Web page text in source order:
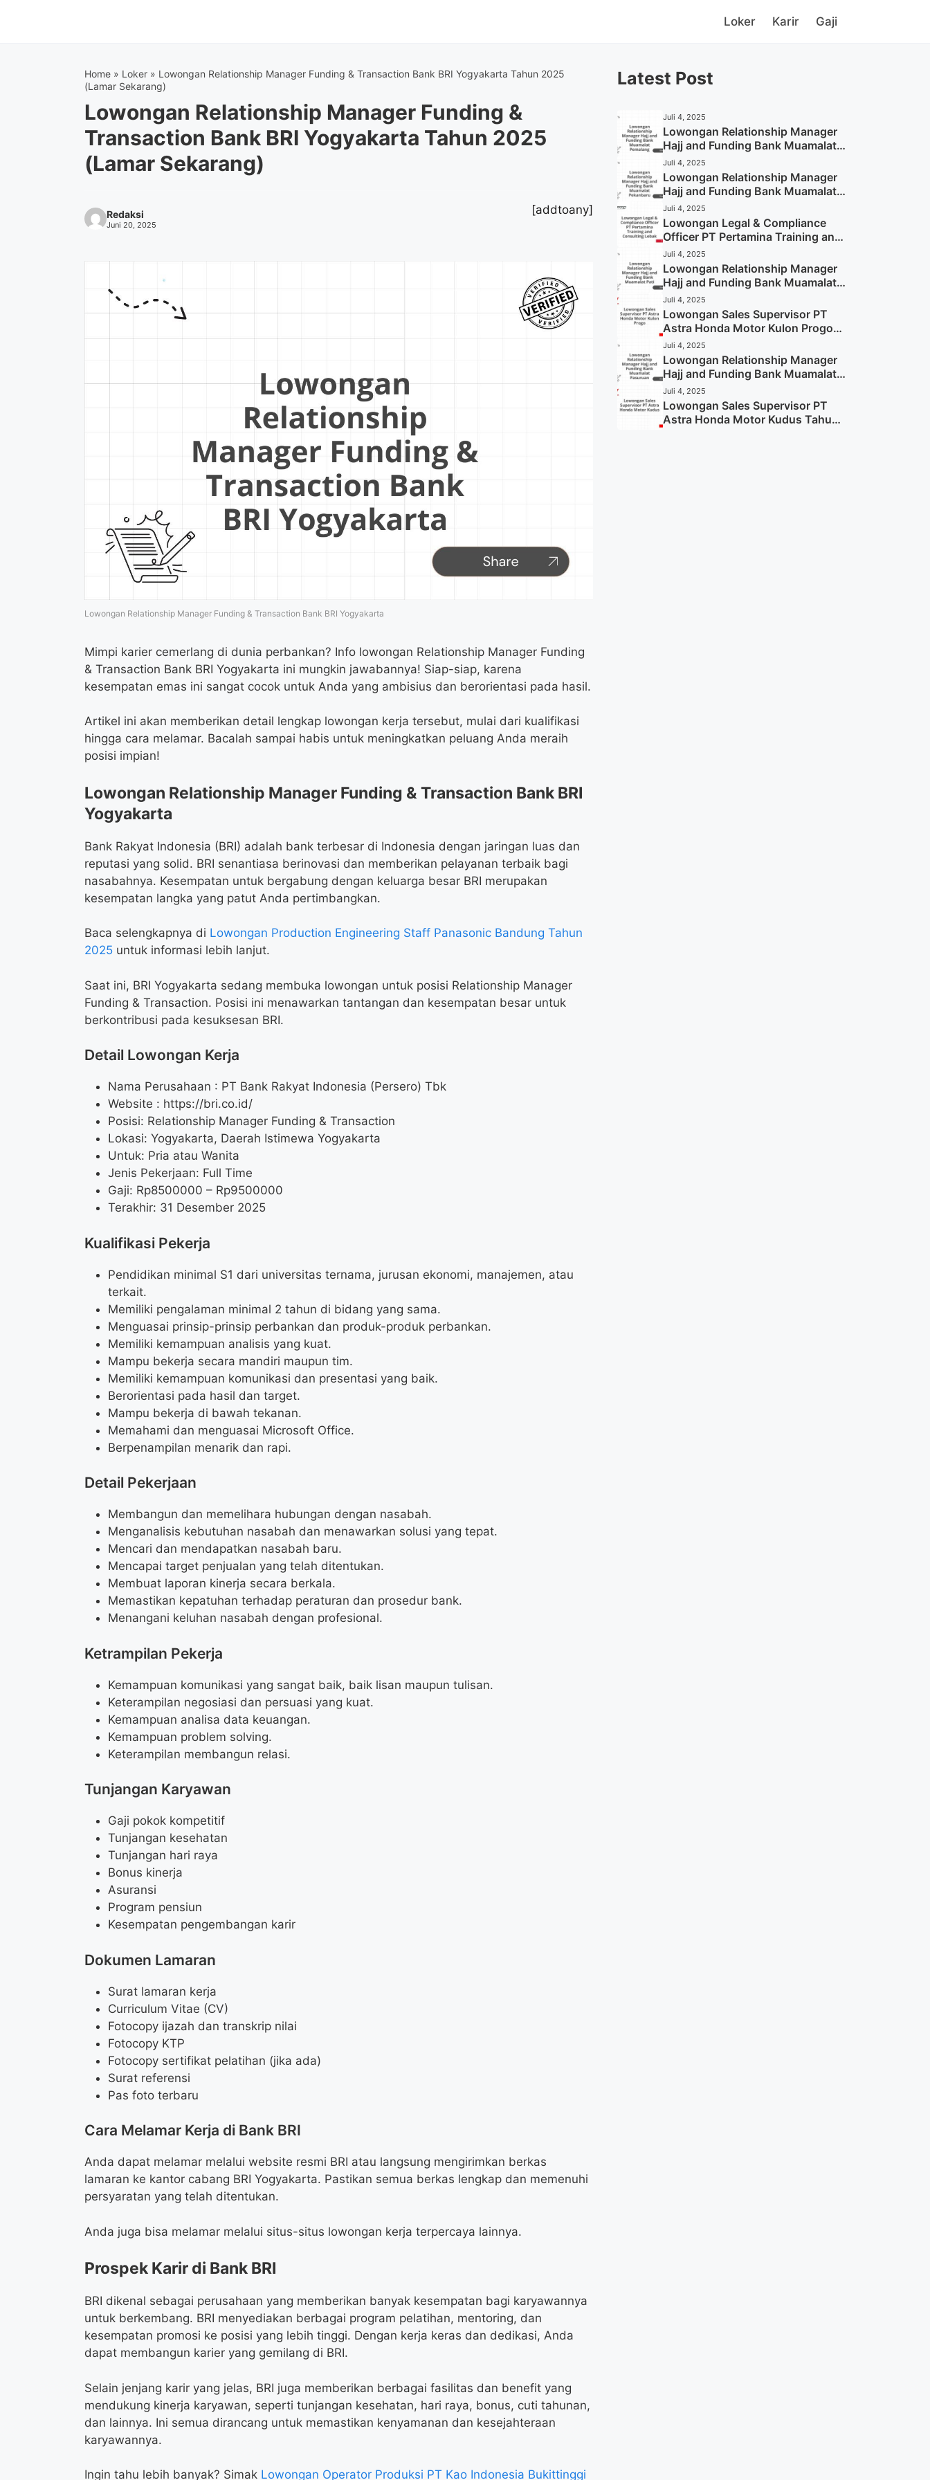
Loker Karir Gaji
Home » Loker » Lowongan Relationship Manager Funding & Transaction Bank BRI Yogyakarta Tahun 2025
(Lamar Sekarang)
Lowongan Relationship Manager Funding &
Transaction Bank BRI Yogyakarta Tahun 2025
(Lamar Sekarang)
Redaksi
Juni 20, 2025
[addtoany]
Lowongan Relationship Manager Funding & Transaction Bank BRI Yogyakarta
Mimpi karier cemerlang di dunia perbankan? Info lowongan Relationship Manager Funding
& Transaction Bank BRI Yogyakarta ini mungkin jawabannya! Siap-siap, karena
kesempatan emas ini sangat cocok untuk Anda yang ambisius dan berorientasi pada hasil.
Artikel ini akan memberikan detail lengkap lowongan kerja tersebut, mulai dari kualifikasi
hingga cara melamar. Bacalah sampai habis untuk meningkatkan peluang Anda meraih
posisi impian!
Lowongan Relationship Manager Funding & Transaction Bank BRI
Yogyakarta
Bank Rakyat Indonesia (BRI) adalah bank terbesar di Indonesia dengan jaringan luas dan
reputasi yang solid. BRI senantiasa berinovasi dan memberikan pelayanan terbaik bagi
nasabahnya. Kesempatan untuk bergabung dengan keluarga besar BRI merupakan
kesempatan langka yang patut Anda pertimbangkan.
Baca selengkapnya di Lowongan Production Engineering Staff Panasonic Bandung Tahun
2025 untuk informasi lebih lanjut.
Saat ini, BRI Yogyakarta sedang membuka lowongan untuk posisi Relationship Manager
Funding & Transaction. Posisi ini menawarkan tantangan dan kesempatan besar untuk
berkontribusi pada kesuksesan BRI.
Detail Lowongan Kerja
Nama Perusahaan : PT Bank Rakyat Indonesia (Persero) Tbk
Website : https://bri.co.id/
Posisi: Relationship Manager Funding & Transaction
Lokasi: Yogyakarta, Daerah Istimewa Yogyakarta
Untuk: Pria atau Wanita
Jenis Pekerjaan: Full Time
Gaji: Rp8500000 – Rp9500000
Terakhir: 31 Desember 2025
Kualifikasi Pekerja
Pendidikan minimal S1 dari universitas ternama, jurusan ekonomi, manajemen, atau
terkait.
Memiliki pengalaman minimal 2 tahun di bidang yang sama.
Menguasai prinsip-prinsip perbankan dan produk-produk perbankan.
Memiliki kemampuan analisis yang kuat.
Mampu bekerja secara mandiri maupun tim.
Memiliki kemampuan komunikasi dan presentasi yang baik.
Berorientasi pada hasil dan target.
Mampu bekerja di bawah tekanan.
Memahami dan menguasai Microsoft Office.
Berpenampilan menarik dan rapi.
Detail Pekerjaan
Membangun dan memelihara hubungan dengan nasabah.
Menganalisis kebutuhan nasabah dan menawarkan solusi yang tepat.
Mencari dan mendapatkan nasabah baru.
Mencapai target penjualan yang telah ditentukan.
Membuat laporan kinerja secara berkala.
Memastikan kepatuhan terhadap peraturan dan prosedur bank.
Menangani keluhan nasabah dengan profesional.
Ketrampilan Pekerja
Kemampuan komunikasi yang sangat baik, baik lisan maupun tulisan.
Keterampilan negosiasi dan persuasi yang kuat.
Kemampuan analisa data keuangan.
Kemampuan problem solving.
Keterampilan membangun relasi.
Tunjangan Karyawan
Gaji pokok kompetitif
Tunjangan kesehatan
Tunjangan hari raya
Bonus kinerja
Asuransi
Program pensiun
Kesempatan pengembangan karir
Dokumen Lamaran
Surat lamaran kerja
Curriculum Vitae (CV)
Fotocopy ijazah dan transkrip nilai
Fotocopy KTP
Fotocopy sertifikat pelatihan (jika ada)
Surat referensi
Pas foto terbaru
Cara Melamar Kerja di Bank BRI
Anda dapat melamar melalui website resmi BRI atau langsung mengirimkan berkas
lamaran ke kantor cabang BRI Yogyakarta. Pastikan semua berkas lengkap dan memenuhi
persyaratan yang telah ditentukan.
Anda juga bisa melamar melalui situs-situs lowongan kerja terpercaya lainnya.
Prospek Karir di Bank BRI
BRI dikenal sebagai perusahaan yang memberikan banyak kesempatan bagi karyawannya
untuk berkembang. BRI menyediakan berbagai program pelatihan, mentoring, dan
kesempatan promosi ke posisi yang lebih tinggi. Dengan kerja keras dan dedikasi, Anda
dapat membangun karier yang gemilang di BRI.
Selain jenjang karir yang jelas, BRI juga memberikan berbagai fasilitas dan benefit yang
mendukung kinerja karyawan, seperti tunjangan kesehatan, hari raya, bonus, cuti tahunan,
dan lainnya. Ini semua dirancang untuk memastikan kenyamanan dan kesejahteraan
karyawannya.
Ingin tahu lebih banyak? Simak Lowongan Operator Produksi PT Kao Indonesia Bukittinggi
Latest Post
Juli 4, 2025
Lowongan Relationship Manager
Hajj and Funding Bank Muamalat
Pemalang Tahun 2025
Juli 4, 2025
Lowongan Relationship Manager
Hajj and Funding Bank Muamalat
Pekanbaru Tahun 2025 (Apply
Now)
Juli 4, 2025
Lowongan Legal & Compliance
Officer PT Pertamina Training and
Consulting Lebak Tahun 2025
(Apply Now)
Juli 4, 2025
Lowongan Relationship Manager
Hajj and Funding Bank Muamalat
Pati Tahun 2025 (Lamar
Sekarang)
Juli 4, 2025
Lowongan Sales Supervisor PT
Astra Honda Motor Kulon Progo
Tahun 2025 (Resmi)
Juli 4, 2025
Lowongan Relationship Manager
Hajj and Funding Bank Muamalat
Pasuruan Tahun 2025 (Apply
Now)
Juli 4, 2025
Lowongan Sales Supervisor PT
Astra Honda Motor Kudus Tahun